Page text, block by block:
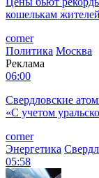
кошелькам
corner
Политика Москва
Реклама
06:00
Свердловские
«С учетом
corner
Энергетика
05:58